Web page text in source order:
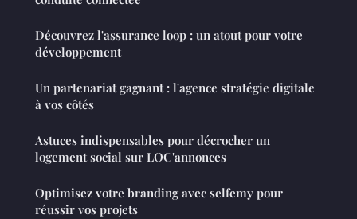
Découvrez l'assurance loop : un atout pour votre
développement
Un partenariat gagnant : l'agence stratégie digitale
à vos côtés
Astuces indispensables pour décrocher un
logement social sur LOC'annonces
Optimisez votre branding avec selfemy pour
réussir vos projets